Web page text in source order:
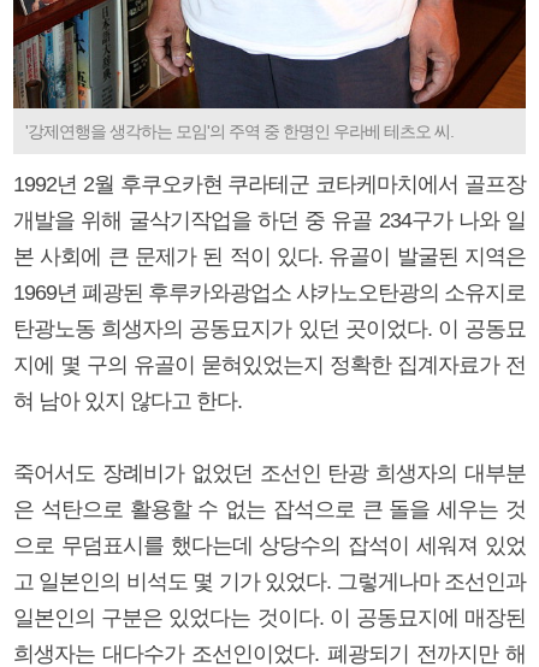
'강제연행을 생각하는 모임'의 주역 중 한명인 우라베 테츠오 씨.
1992년 2월 후쿠오카현 쿠라테군 코타케마치에서 골프장
개발을 위해 굴삭기작업을 하던 중 유골 234구가 나와 일
본 사회에 큰 문제가 된 적이 있다. 유골이 발굴된 지역은
1969년 폐광된 후루카와광업소 샤카노오탄광의 소유지로
탄광노동 희생자의 공동묘지가 있던 곳이었다. 이 공동묘
지에 몇 구의 유골이 묻혀있었는지 정확한 집계자료가 전
혀 남아 있지 않다고 한다.
죽어서도 장례비가 없었던 조선인 탄광 희생자의 대부분
은 석탄으로 활용할 수 없는 잡석으로 큰 돌을 세우는 것
으로 무덤표시를 했다는데 상당수의 잡석이 세워져 있었
고 일본인의 비석도 몇 기가 있었다. 그렇게나마 조선인과
일본인의 구분은 있었다는 것이다. 이 공동묘지에 매장된
희생자는 대다수가 조선인이었다. 폐광되기 전까지만 해